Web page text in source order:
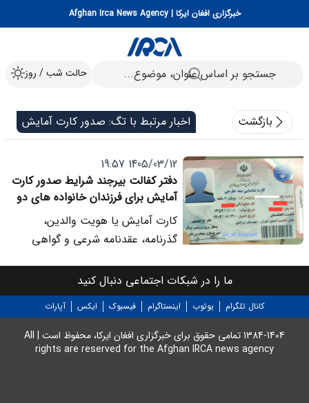
خبرگزاری افغان ایرکا | Afghan Irca News Agency
حالت شب / روز
بازگشت اخبار مرتبط با تگ: صدور کارت آمایش
1405/03/12 19:57
دفتر کفالت بیرجند شرایط صدور کارت
آمایش برای فرزندان خانواده های دو
مدرکی را اعلام کرد
کارت آمایش یا هویت والدین،
گذرنامه، عقدنامه شرعی و گواهی
برای تشکیل پرونده است. همچنین در
صورت نداشتن گواهی ولادت، ارائه
عکس پدر، مادر و فرزند به همراه
معرفی نامه آزمایش DNA الزامی
خواهد بود.
ما را در شبکات اجتماعی دنبال کنید
کانال تلگرام یوتوب اینستاگرام فیسبوک ایکس آپارات
1384-1404 تمامی حقوق برای خبرگزاری افغان ایرکا، محفوظ است | All
rights are reserved for the Afghan IRCA news agency